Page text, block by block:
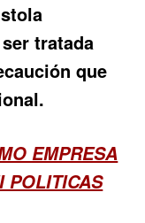
tratada
que
EMPRESA
POLITICAS